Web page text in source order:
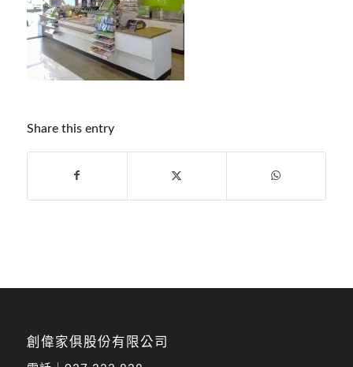
Share this entry
創偉家俱股份有限公司